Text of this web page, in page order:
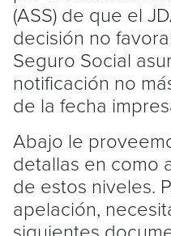
(ASS) de que el
decisión no
Seguro Social
notificación no
de la fecha
Abajo le
detallas en como
de estos niveles.
apelación,